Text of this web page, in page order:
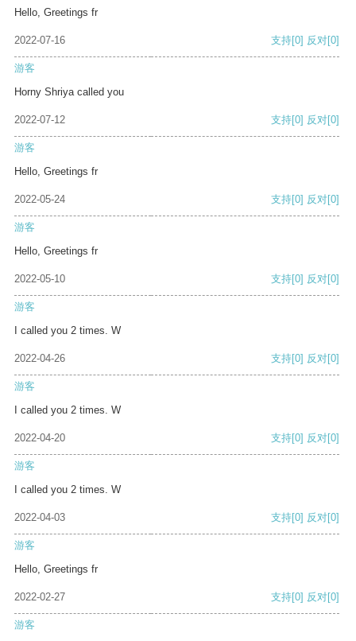
Hello, Greetings fr
2022-07-16 支持[0] 反对[0]
游客
Horny Shriya called you
2022-07-12 支持[0] 反对[0]
游客
Hello, Greetings fr
2022-05-24 支持[0] 反对[0]
游客
Hello, Greetings fr
2022-05-10 支持[0] 反对[0]
游客
I called you 2 times. W
2022-04-26 支持[0] 反对[0]
游客
I called you 2 times. W
2022-04-20 支持[0] 反对[0]
游客
I called you 2 times. W
2022-04-03 支持[0] 反对[0]
游客
Hello, Greetings fr
2022-02-27 支持[0] 反对[0]
游客